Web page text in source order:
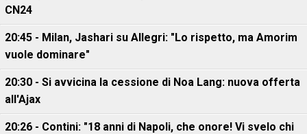
CN24
20:45 - Milan, Jashari su Allegri: "Lo rispetto, ma Amorim
vuole dominare"
20:30 - Si avvicina la cessione di Noa Lang: nuova offerta
all'Ajax
20:26 - Contini: "18 anni di Napoli, che onore! Vi svelo chi